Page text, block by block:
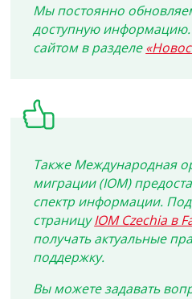
Мы постоянно
доступную
сайтом в разделе
Также Международная
миграции (IOM)
спектр информации.
страницуIOM Czechia в
получать актуальные
поддержку.
Вы можете задавать